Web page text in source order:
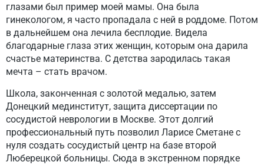
глазами был пример моей мамы. Она была
гинекологом, я часто пропадала с ней в роддоме. Потом
в дальнейшем она лечила бесплодие. Видела
благодарные глаза этих женщин, которым она дарила
счастье материнства. С детства зародилась такая
мечта – стать врачом.
Школа, законченная с золотой медалью, затем
Донецкий мединститут, защита диссертации по
сосудистой неврологии в Москве. Этот долгий
профессиональный путь позволил Ларисе Сметане с
нуля создать сосудистый центр на базе второй
Люберецкой больницы. Сюда в экстренном порядке